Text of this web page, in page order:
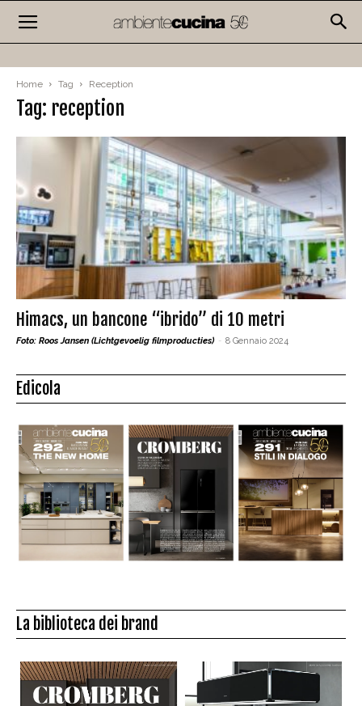
Home Tag Reception
Tag: reception
Himacs, un bancone “ibrido” di 10 metri
Foto: Roos Jansen (Lichtgevoelig filmproducties) - 8 Gennaio 2024
Edicola
La biblioteca dei brand